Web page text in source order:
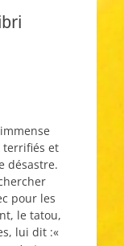
terrifiés et
désastre.
pour les
le tatou,
lui dit :«